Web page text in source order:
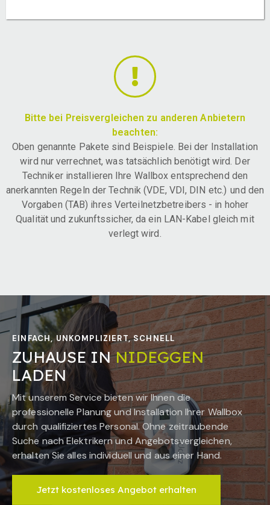
Bitte bei Preisvergleichen zu anderen Anbietern
beachten:
Oben genannte Pakete sind Beispiele. Bei der Installation
wird nur verrechnet, was tatsächlich benötigt wird. Der
Techniker installieren Ihre Wallbox entsprechend den
anerkannten Regeln der Technik (VDE, VDI, DIN etc.) und den
Vorgaben (TAB) ihres Verteilnetzbetreibers - in hoher
Qualität und zukunftssicher, da ein LAN-Kabel gleich mit
verlegt wird.
EINFACH, UNKOMPLIZIERT, SCHNELL
ZUHAUSE INNIDEGGEN
LADEN
Mit unserem Service bieten wir Ihnen die
professionelle Planung und Installation Ihrer Wallbox
durch qualifiziertes Personal. Ohne zeitraubende
Suche nach Elektrikern und Angebotsvergleichen,
erhalten Sie alles individuell und aus einer Hand.
Jetzt kostenloses Angebot erhalten